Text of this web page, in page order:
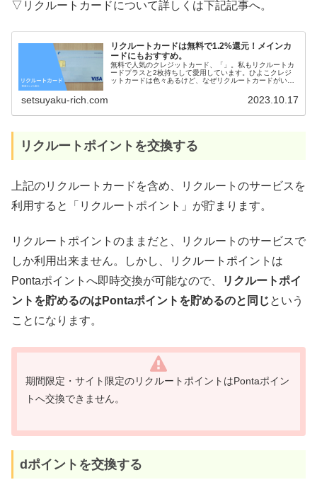
▽リクルートカードについて詳しくは下記記事へ。
リクルートカードは無料で1.2%還元！メインカ
ードにもおすすめ。
無料で人気のクレジットカード、「」。私もリクルートカ
ードプラスと2枚持ちして愛用しています。ひよこクレジ
ットカードは色々あるけど、なぜリクルートカードがいい
setsuyaku-rich.com 2023.10.17
リクルートポイントを交換する
上記のリクルートカードを含め、リクルートのサービスを
利用すると「リクルートポイント」が貯まります。
リクルートポイントのままだと、リクルートのサービスで
しか利用出来ません。しかし、リクルートポイントは
Pontaポイントへ即時交換が可能なので、
リクルートポイ
ントを貯めるのはPontaポイントを貯めるのと同じという
ことになります。
期間限定・サイト限定のリクルートポイントはPontaポイン
トへ交換できません。
dポイントを交換する